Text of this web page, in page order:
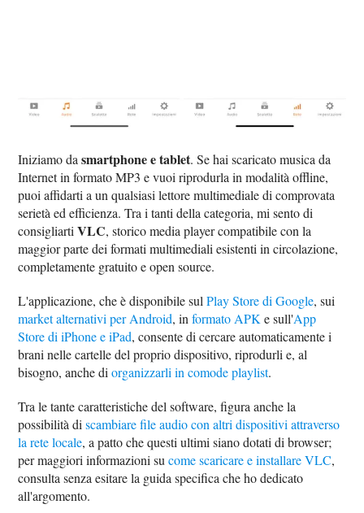
Iniziamo dasmartphone e tablet. Se hai scaricato musica da
Internet in formato MP3 e vuoi riprodurla in modalità offline,
puoi affidarti a un qualsiasi lettore multimediale di comprovata
serietà ed efficienza. Tra i tanti della categoria, mi sento di
consigliartiVLC, storico media player compatibile con la
maggior parte dei formati multimediali esistenti in circolazione,
completamente gratuito e open source.
L'applicazione, che è disponibile sulPlay Store di Google, sui
market alternativi per Android, informato APK e sull'App
Store di iPhone e iPad, consente di cercare automaticamente i
brani nelle cartelle del proprio dispositivo, riprodurli e, al
bisogno, anche diorganizzarli in comode playlist.
Tra le tante caratteristiche del software, figura anche la
possibilità discambiare file audio con altri dispositivi attraverso
la rete locale, a patto che questi ultimi siano dotati di browser;
per maggiori informazioni sucome scaricare e installare VLC,
consulta senza esitare la guida specifica che ho dedicato
all'argomento.